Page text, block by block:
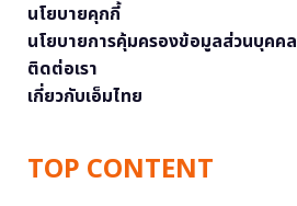
นโยบายคุกกี้
นโยบายการคุ้มครองข้อมูลส่วนบุคคล
ติดต่อเรา
เกี่ยวกับเอ็มไทย
TOP CONTENT